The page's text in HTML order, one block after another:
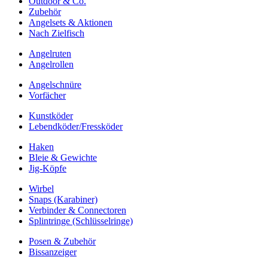
Zubehör
Angelsets & Aktionen
Nach Zielfisch
Angelruten
Angelrollen
Angelschnüre
Vorfächer
Kunstköder
Lebendköder/Fressköder
Haken
Bleie & Gewichte
Jig-Köpfe
Wirbel
Snaps (Karabiner)
Verbinder & Connectoren
Splintringe (Schlüsselringe)
Posen & Zubehör
Bissanzeiger